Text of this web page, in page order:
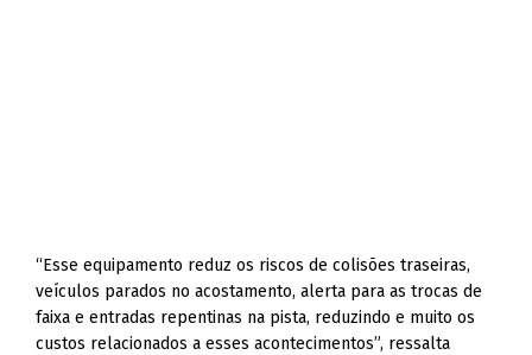
“Esse equipamento reduz os riscos de colisões traseiras,
veículos parados no acostamento, alerta para as trocas de
faixa e entradas repentinas na pista, reduzindo e muito os
custos relacionados a esses acontecimentos”, ressalta